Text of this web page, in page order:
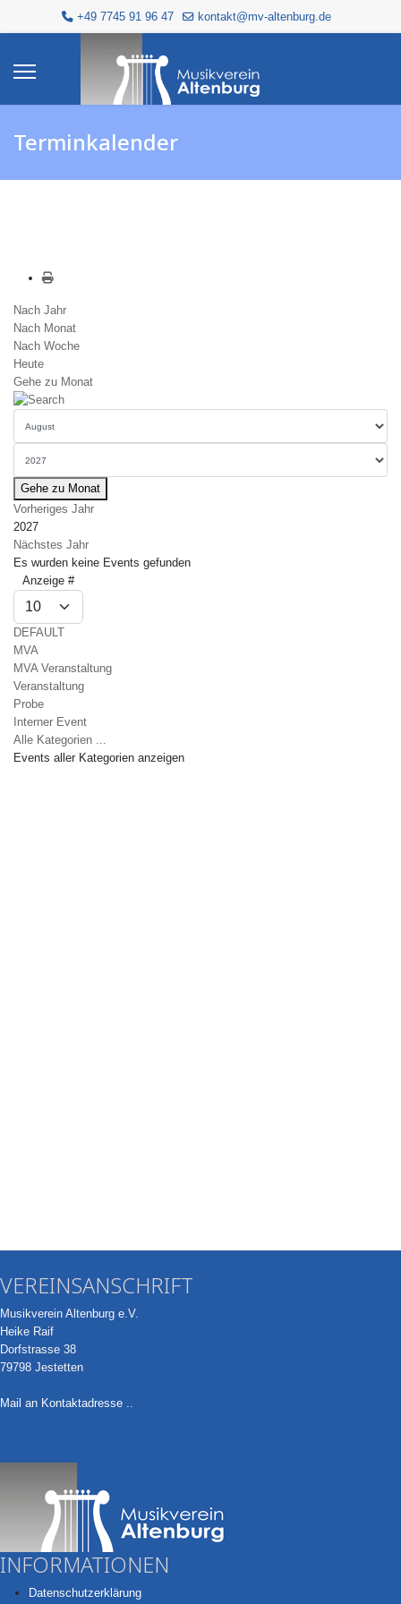
+49 7745 91 96 47 kontakt@mv-altenburg.de
Terminkalender
Nach Jahr
Nach Monat
Nach Woche
Heute
Gehe zu Monat
Gehe zu Monat
Vorheriges Jahr
2027
Nächstes Jahr
Es wurden keine Events gefunden
Limite der Paginierungsliste
Anzeige #
DEFAULT
MVA
MVA Veranstaltung
Veranstaltung
Probe
Interner Event
Alle Kategorien ...
Events aller Kategorien anzeigen
VEREINSANSCHRIFT
Musikverein Altenburg e.V.
Heike Raif
Dorfstrasse 38
79798 Jestetten
Mail an Kontaktadresse ..
INFORMATIONEN
Datenschutzerklärung